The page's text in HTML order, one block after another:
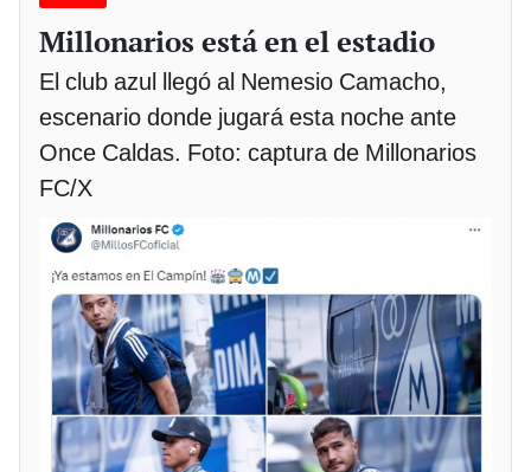
Millonarios está en el estadio
El club azul llegó al Nemesio Camacho,
escenario donde jugará esta noche ante
Once Caldas. Foto: captura de Millonarios
FC/X